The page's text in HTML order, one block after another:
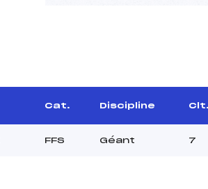
Cat. Discipline Clt.
FFS Géant 7